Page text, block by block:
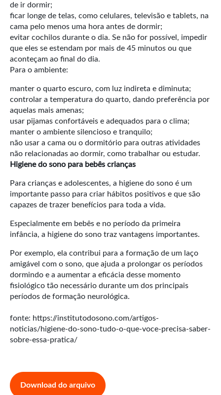
de ir dormir;
ficar longe de telas, como celulares, televisão e tablets, na
cama pelo menos uma hora antes de dormir;
evitar cochilos durante o dia. Se não for possível, impedir
que eles se estendam por mais de 45 minutos ou que
aconteçam ao final do dia.
Para o ambiente:
manter o quarto escuro, com luz indireta e diminuta;
controlar a temperatura do quarto, dando preferência por
aquelas mais amenas;
usar pijamas confortáveis e adequados para o clima;
manter o ambiente silencioso e tranquilo;
não usar a cama ou o dormitório para outras atividades
não relacionadas ao dormir, como trabalhar ou estudar.
Higiene do sono para bebês crianças
Para crianças e adolescentes, a higiene do sono é um
importante passo para criar hábitos positivos e que são
capazes de trazer benefícios para toda a vida.
Especialmente em bebês e no período da primeira
infância, a higiene do sono traz vantagens importantes.
Por exemplo, ela contribui para a formação de um laço
amigável com o sono, que ajuda a prolongar os períodos
dormindo e a aumentar a eficácia desse momento
fisiológico tão necessário durante um dos principais
períodos de formação neurológica.
fonte: https://institutodosono.com/artigos-
noticias/higiene-do-sono-tudo-o-que-voce-precisa-saber-
sobre-essa-pratica/
Download do arquivo